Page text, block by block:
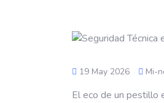
19 May 2026 Mi-
El eco de un pestillo